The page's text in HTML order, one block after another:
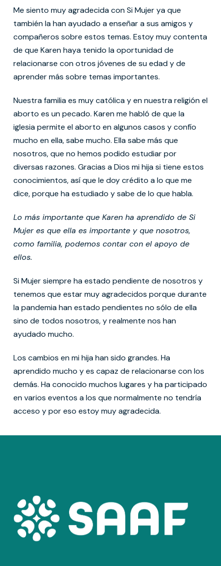
Me siento muy agradecida con Si Mujer ya que
también la han ayudado a enseñar a sus amigos y
compañeros sobre estos temas. Estoy muy contenta
de que Karen haya tenido la oportunidad de
relacionarse con otros jóvenes de su edad y de
aprender más sobre temas importantes.
Nuestra familia es muy católica y en nuestra religión el
aborto es un pecado. Karen me habló de que la
iglesia permite el aborto en algunos casos y confío
mucho en ella, sabe mucho. Ella sabe más que
nosotros, que no hemos podido estudiar por
diversas razones. Gracias a Dios mi hija si tiene estos
conocimientos, así que le doy crédito a lo que me
dice, porque ha estudiado y sabe de lo que habla.
Lo más importante que Karen ha aprendido de Si
Mujer es que ella es importante y que nosotros,
como familia, podemos contar con el apoyo de
ellos.
Si Mujer siempre ha estado pendiente de nosotros y
tenemos que estar muy agradecidos porque durante
la pandemia han estado pendientes no sólo de ella
sino de todos nosotros, y realmente nos han
ayudado mucho.
Los cambios en mi hija han sido grandes. Ha
aprendido mucho y es capaz de relacionarse con los
demás. Ha conocido muchos lugares y ha participado
en varios eventos a los que normalmente no tendría
acceso y por eso estoy muy agradecida.